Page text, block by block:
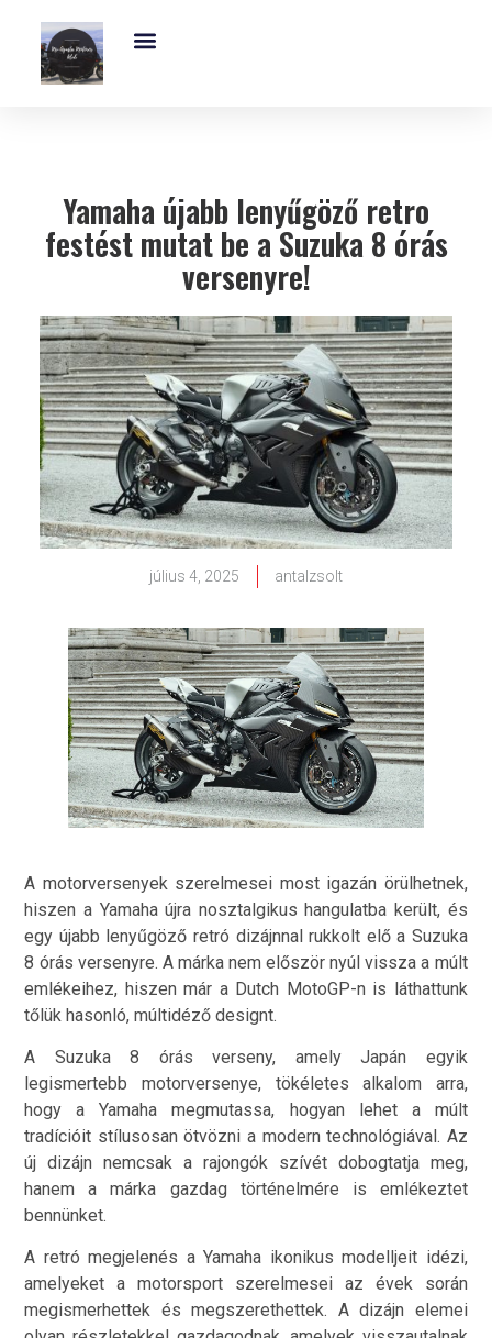
Yamaha újabb lenyűgöző retro
festést mutat be a Suzuka 8 órás
versenyre!
július 4, 2025 antalzsolt
A motorversenyek szerelmesei most igazán örülhetnek,
hiszen a Yamaha újra nosztalgikus hangulatba került, és
egy újabb lenyűgöző retró dizájnnal rukkolt elő a Suzuka
8 órás versenyre. A márka nem először nyúl vissza a múlt
emlékeihez, hiszen már a Dutch MotoGP-n is láthattunk
tőlük hasonló, múltidéző designt.
A Suzuka 8 órás verseny, amely Japán egyik
legismertebb motorversenye, tökéletes alkalom arra,
hogy a Yamaha megmutassa, hogyan lehet a múlt
tradícióit stílusosan ötvözni a modern technológiával. Az
új dizájn nemcsak a rajongók szívét dobogtatja meg,
hanem a márka gazdag történelmére is emlékeztet
bennünket.
A retró megjelenés a Yamaha ikonikus modelljeit idézi,
amelyeket a motorsport szerelmesei az évek során
megismerhettek és megszerethettek. A dizájn elemei